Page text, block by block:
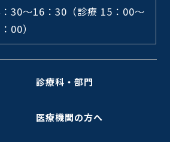
30～16：30 （診療 15：00～
00）
診療科・部門
医療機関の方へ